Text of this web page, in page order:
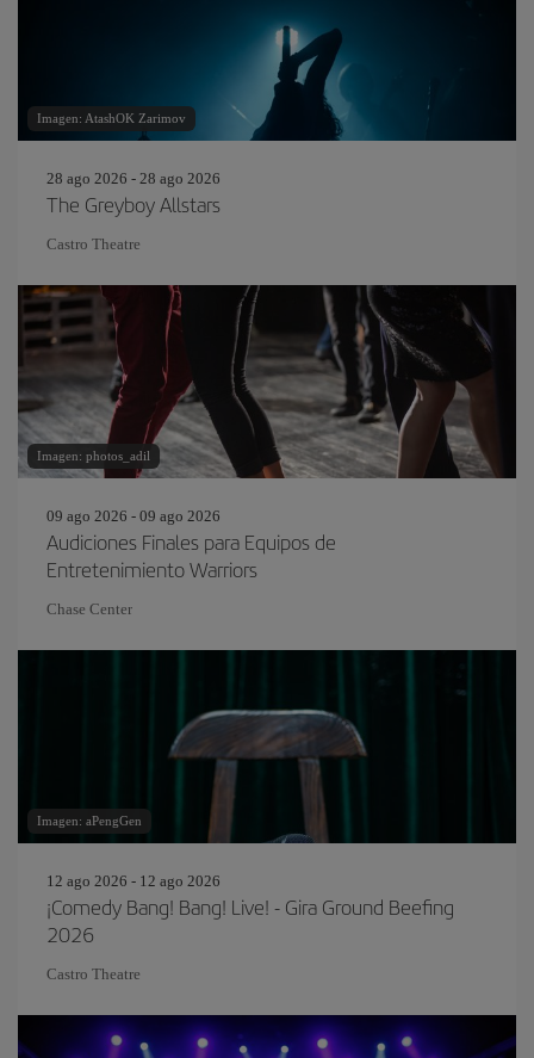
Imagen: AtashOK Zarimov
28 ago 2026 - 28 ago 2026
The Greyboy Allstars
Castro Theatre
Imagen: photos_adil
09 ago 2026 - 09 ago 2026
Audiciones Finales para Equipos de
Entretenimiento Warriors
Chase Center
Imagen: aPengGen
12 ago 2026 - 12 ago 2026
¡Comedy Bang! Bang! Live! - Gira Ground Beefing
2026
Castro Theatre